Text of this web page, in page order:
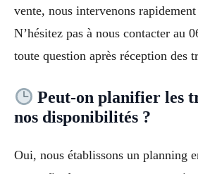
vente, nous intervenons
N’hésitez pas à nous contacter au
toute question après réception des
Peut-on planifier les
nos disponibilités ?
Oui, nous établissons un planning